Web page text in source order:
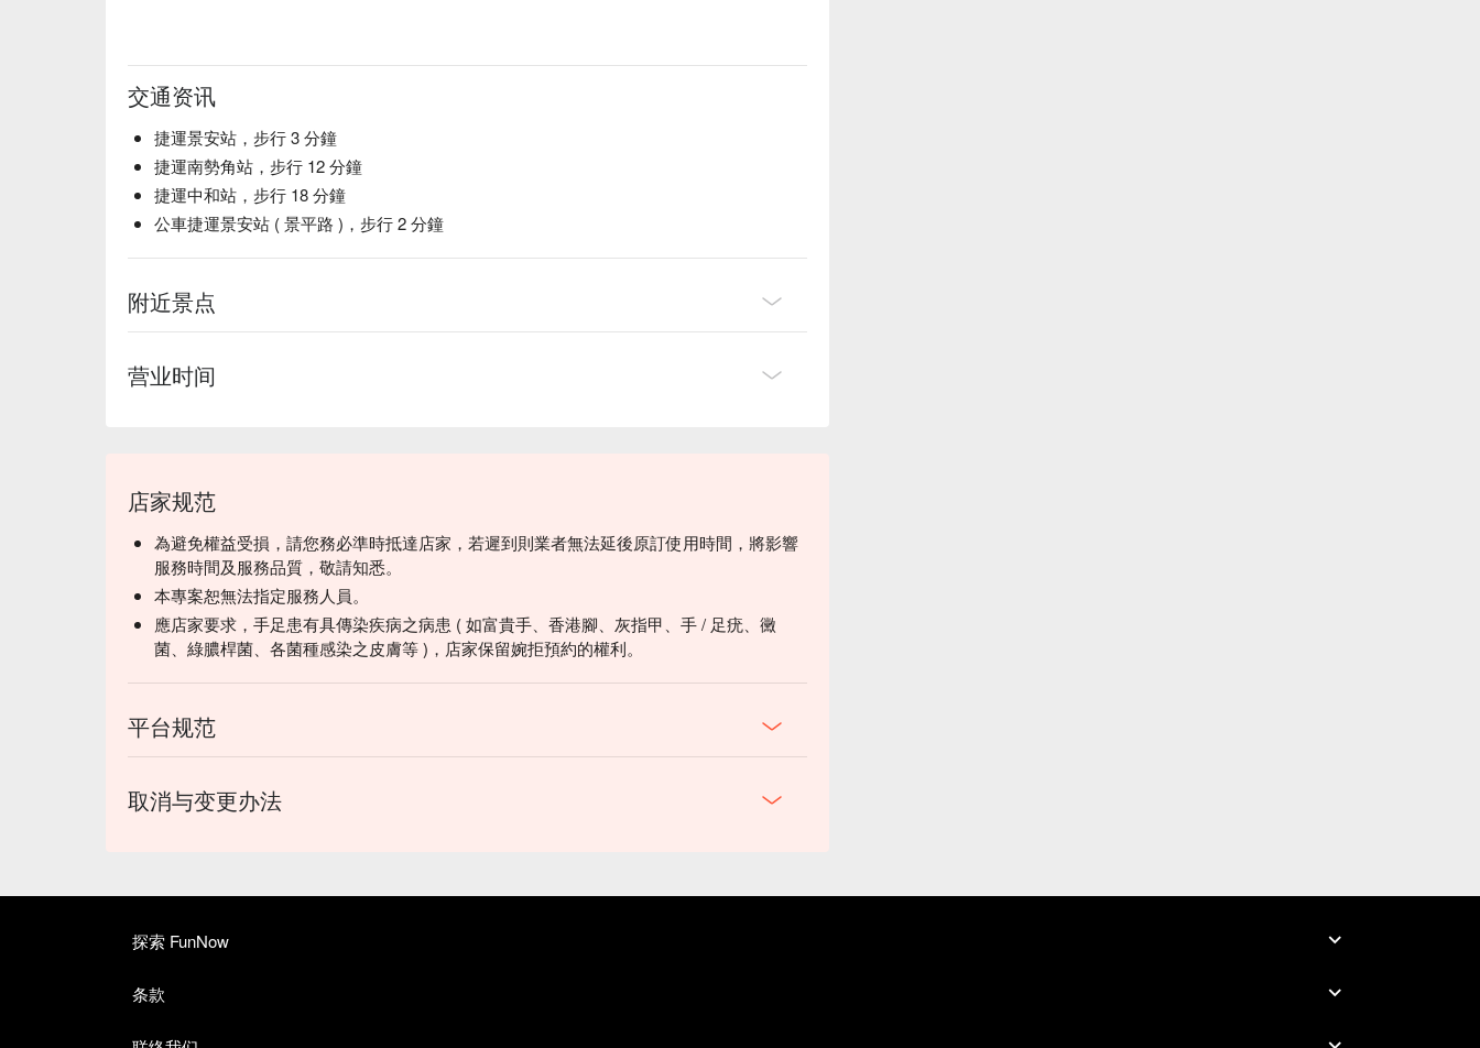
交通资讯
捷運景安站，步行 3 分鐘
捷運南勢角站，步行 12 分鐘
捷運中和站，步行 18 分鐘
公車捷運景安站 ( 景平路 )，步行 2 分鐘
附近景点
营业时间
店家规范
為避免權益受損，請您務必準時抵達店家，若遲到則業者無法延後原訂使用時間，將影響
服務時間及服務品質，敬請知悉。
本專案恕無法指定服務人員。
應店家要求，手足患有具傳染疾病之病患 ( 如富貴手、香港腳、灰指甲、手 / 足疣、黴
菌、綠膿桿菌、各菌種感染之皮膚等 )，店家保留婉拒預約的權利。
平台规范
取消与变更办法
探索 FunNow
条款